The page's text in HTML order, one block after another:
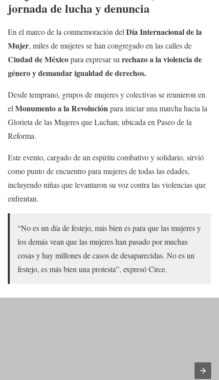
jornada de lucha y denuncia
En el marco de la conmemoración del Día Internacional de la
Mujer, miles de mujeres se han congregado en las calles de
Ciudad de Méxicopara expresar su rechazo a la violencia de
género y demandar igualdad de derechos.
Desde temprano, grupos de mujeres y colectivas se reunieron en
el Monumento a la Revoluciónpara iniciar una marcha hacia la
Glorieta de las Mujeres que Luchan, ubicada en Paseo de la
Reforma.
Este evento, cargado de un espíritu combativo y solidario, sirvió
como punto de encuentro para mujeres de todas las edades,
incluyendo niñas que levantaron su voz contra las violencias que
enfrentan.
“No es un día de festejo, más bien es para que las mujeres y
los demás vean que las mujeres han pasado por muchas
cosas y hay millones de casos de desaparecidas. No es un
festejo, es más bien una protesta”, expresó Circe.